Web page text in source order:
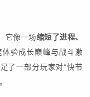
它像一场缩短了进程、
体验成长巅峰与战斗激
了一部分玩家对“快节